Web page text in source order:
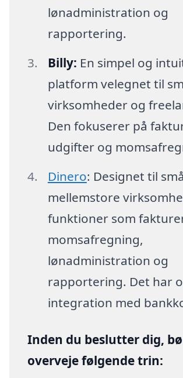
lønadministration og
rapportering.
Billy: En simpel og
platform velegnet til
virksomheder og
Den fokuserer på
udgifter og
Dinero: Designet til
mellemstore
funktioner som
momsafregning,
lønadministration og
rapportering. Det har
integration med
Inden du beslutter dig,
overveje følgende trin: